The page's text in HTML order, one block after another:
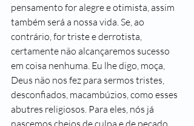
pensamento for alegre e otimista, assim
também será a nossa vida. Se, ao
contrário, for triste e derrotista,
certamente não alcançaremos sucesso
em coisa nenhuma. Eu lhe digo, moça,
Deus não nos fez para sermos tristes,
desconfiados, macambúzios, como esses
abutres religiosos. Para eles, nós já
nascemos cheios de culpa e de pecado.